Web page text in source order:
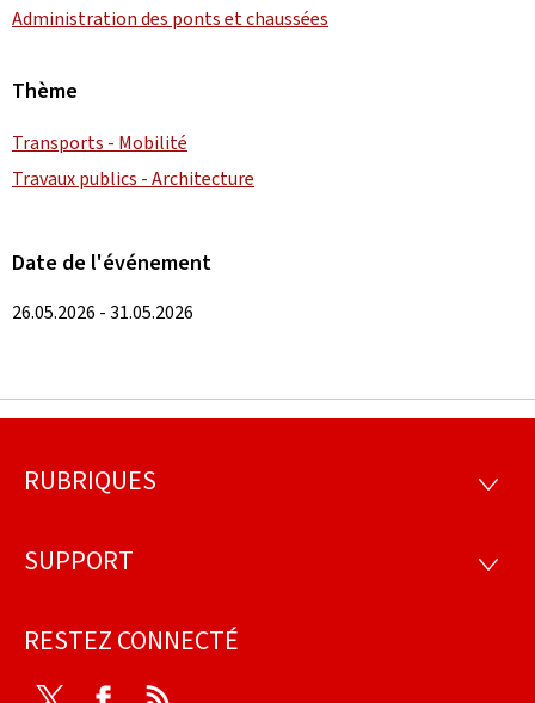
Administration des ponts et chaussées
Thème
Transports - Mobilité
Travaux publics - Architecture
Date de l'événement
26.05.2026 - 31.05.2026
Pied
page
RUBRIQUES
SUPPORT
RESTEZ CONNECTÉ
Twitter Facebook